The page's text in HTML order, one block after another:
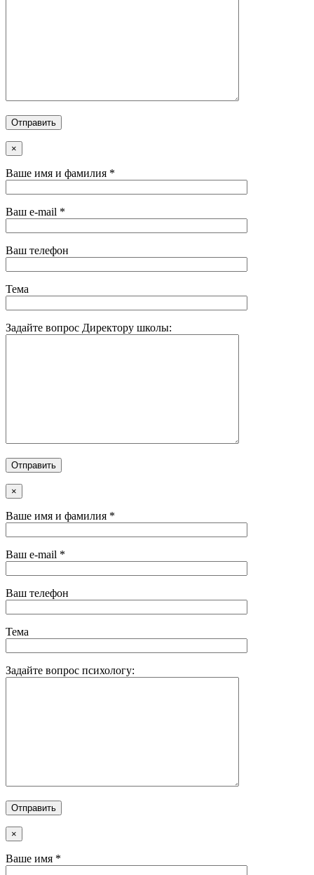
×
Ваше имя и фамилия *
Ваш e-mail *
Ваш телефон
Тема
Задайте вопрос Директору школы:
×
Ваше имя и фамилия *
Ваш e-mail *
Ваш телефон
Тема
Задайте вопрос психологу:
×
Ваше имя *